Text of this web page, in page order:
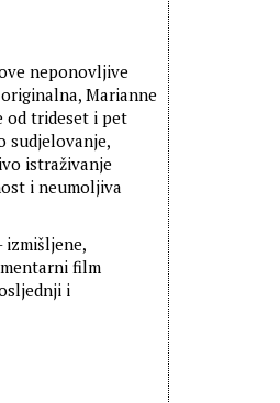
neponovljive
Marianne
od trideset i pet
sudjelovanje,
istraživanje
i neumoljiva
izmišljene,
film
i